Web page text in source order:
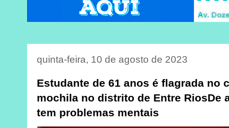
quinta-feira, 10 de agosto de 2023
Estudante de 61 anos é flagrada no
mochila no distrito de Entre RiosDe
tem problemas mentais